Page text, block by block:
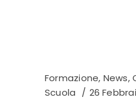
Formazione, News,
Scuola
26